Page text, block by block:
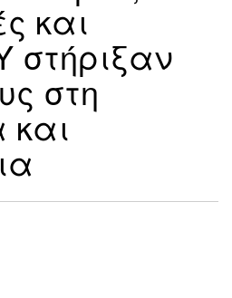
και
στήριξαν
στη